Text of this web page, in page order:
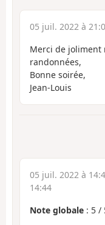
05 juil. 2022 à
Merci de joliment
randonnées,
Bonne soirée,
Jean-Louis
05 juil. 2022 à
14:44
Note globale : 5 /